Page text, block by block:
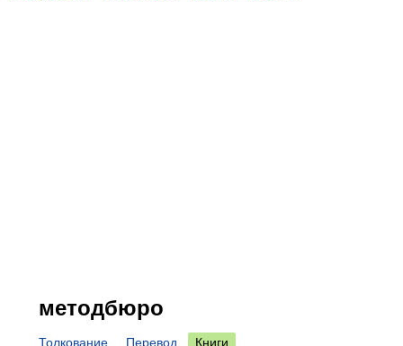
методбюро
Толкование Перевод
Книги